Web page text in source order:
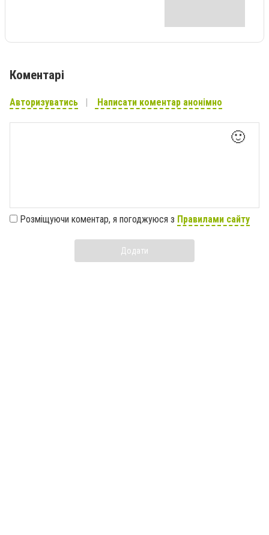
Коментарі
Авторизуватись Написати коментар анонімно
🙂
Розміщуючи коментар, я погоджуюся з Правилами сайту
Додати